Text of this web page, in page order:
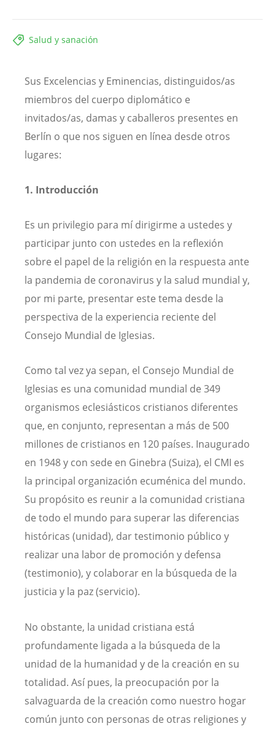
Salud y sanación
Sus Excelencias y Eminencias, distinguidos/as
miembros del cuerpo diplomático e
invitados/as, damas y caballeros presentes en
Berlín o que nos siguen en línea desde otros
lugares:
1. Introducción
Es un privilegio para mí dirigirme a ustedes y
participar junto con ustedes en la reflexión
sobre el papel de la religión en la respuesta ante
la pandemia de coronavirus y la salud mundial y,
por mi parte, presentar este tema desde la
perspectiva de la experiencia reciente del
Consejo Mundial de Iglesias.
Como tal vez ya sepan, el Consejo Mundial de
Iglesias es una comunidad mundial de 349
organismos eclesiásticos cristianos diferentes
que, en conjunto, representan a más de 500
millones de cristianos en 120 países. Inaugurado
en 1948 y con sede en Ginebra (Suiza), el CMI es
la principal organización ecuménica del mundo.
Su propósito es reunir a la comunidad cristiana
de todo el mundo para superar las diferencias
históricas (unidad), dar testimonio público y
realizar una labor de promoción y defensa
(testimonio), y colaborar en la búsqueda de la
justicia y la paz (servicio).
No obstante, la unidad cristiana está
profundamente ligada a la búsqueda de la
unidad de la humanidad y de la creación en su
totalidad. Así pues, la preocupación por la
salvaguarda de la creación como nuestro hogar
común junto con personas de otras religiones y